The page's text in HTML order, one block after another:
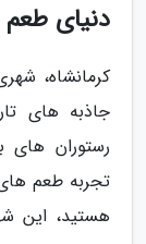
دنیای
کرمانشاه،
جاذبه های
رستوران های
تجربه طعم
هستید، این